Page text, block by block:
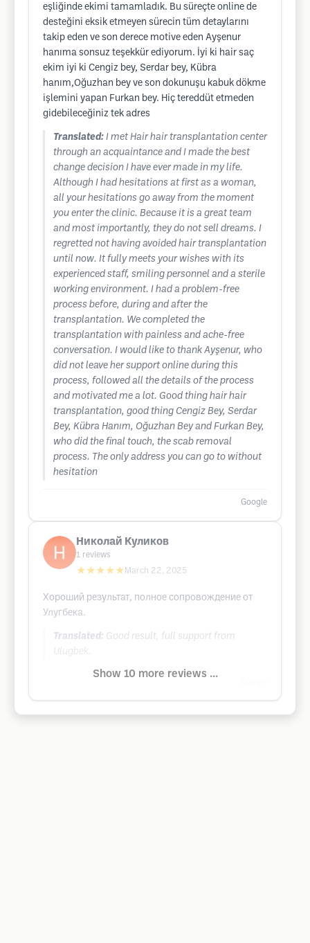
eşliğinde ekimi tamamladık. Bu süreçte online de
desteğini eksik etmeyen sürecin tüm detaylarını
takip eden ve son derece motive eden Ayşenur
hanıma sonsuz teşekkür ediyorum. İyi ki hair saç
ekim iyi ki Cengiz bey, Serdar bey, Kübra
hanım,Oğuzhan bey ve son dokunuşu kabuk dökme
işlemini yapan Furkan bey. Hiç tereddüt etmeden
gidebileceğiniz tek adres
Translated: I met Hair hair transplantation center
through an acquaintance and I made the best
change decision I have ever made in my life.
Although I had hesitations at first as a woman,
all your hesitations go away from the moment
you enter the clinic. Because it is a great team
and most importantly, they do not sell dreams. I
regretted not having avoided hair transplantation
until now. It fully meets your wishes with its
experienced staff, smiling personnel and a sterile
working environment. I had a problem-free
process before, during and after the
transplantation. We completed the
transplantation with painless and ache-free
conversation. I would like to thank Ayşenur, who
did not leave her support online during this
process, followed all the details of the process
and motivated me a lot. Good thing hair hair
transplantation, good thing Cengiz Bey, Serdar
Bey, Kübra Hanım, Oğuzhan Bey and Furkan Bey,
who did the final touch, the scab removal
process. The only address you can go to without
hesitation
Google
Николай Куликов
1 reviews
★★★★★ March 22, 2025
Хороший результат, полное сопровождение от
Улугбека.
Translated: Good result, full support from
Ulugbek.
Show 10 more reviews ...